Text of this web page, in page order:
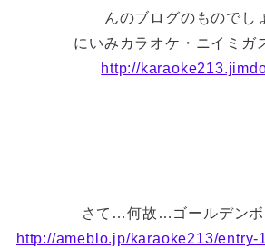
んのブログのものでし
にいみカラオケ・ニイミガ
http://
さて…何故…ゴールデンボ
http://ameblo.jp/karaoke213/entry-